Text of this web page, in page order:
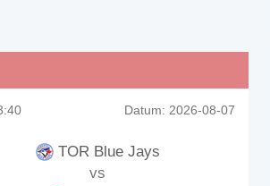
Datum: 2026-08-07
TOR Blue Jays
vs